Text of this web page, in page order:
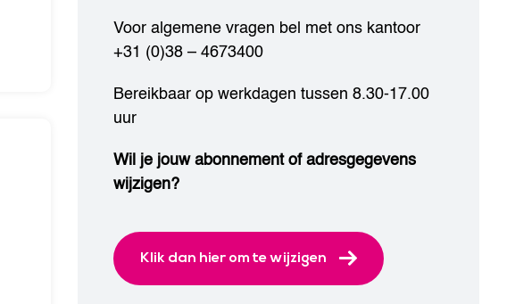
Voor algemene vragen bel met ons kantoor
+31 (0)38 – 4673400
Bereikbaar op werkdagen tussen 8.30-17.00
uur
Wil je jouw abonnement of adresgegevens
wijzigen?
Klik dan hier om te wijzigen